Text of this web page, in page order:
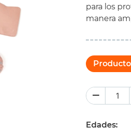
para los
manera
Edades: